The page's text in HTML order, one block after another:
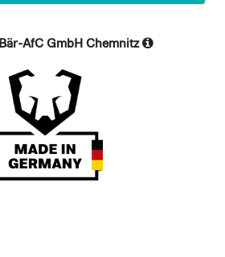
Bär-AfC GmbH Chemnitz